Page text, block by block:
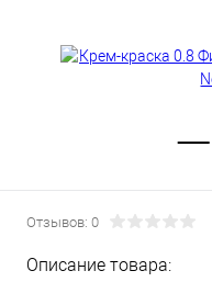
Отзывов: 0
Описание товара: